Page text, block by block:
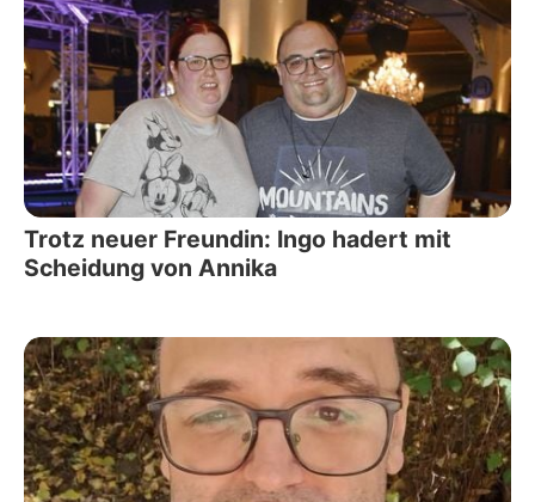
Trotz neuer Freundin: Ingo hadert mit
Scheidung von Annika